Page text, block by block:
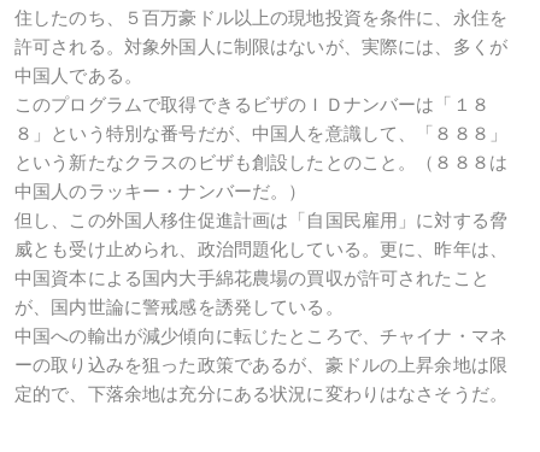
住したのち、５百万豪ドル以上の現地投資を条件に、永住を
許可される。対象外国人に制限はないが、実際には、多くが
中国人である。
このプログラムで取得できるビザのＩＤナンバーは「１８
８」という特別な番号だが、中国人を意識して、「８８８」
という新たなクラスのビザも創設したとのこと。（８８８は
中国人のラッキー・ナンバーだ。）
但し、この外国人移住促進計画は「自国民雇用」に対する脅
威とも受け止められ、政治問題化している。更に、昨年は、
中国資本による国内大手綿花農場の買収が許可されたこと
が、国内世論に警戒感を誘発している。
中国への輸出が減少傾向に転じたところで、チャイナ・マネ
ーの取り込みを狙った政策であるが、豪ドルの上昇余地は限
定的で、下落余地は充分にある状況に変わりはなさそうだ。